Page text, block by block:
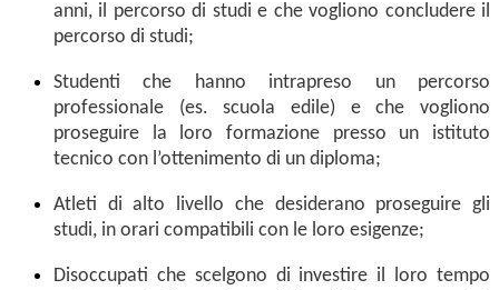
anni, il percorso di studi e che vogliono concludere il
percorso di studi;
Studenti che hanno intrapreso un percorso
professionale (es. scuola edile) e che vogliono
proseguire la loro formazione presso un istituto
tecnico con l’ottenimento di un diploma;
Atleti di alto livello che desiderano proseguire gli
studi, in orari compatibili con le loro esigenze;
Disoccupati che scelgono di investire il loro tempo